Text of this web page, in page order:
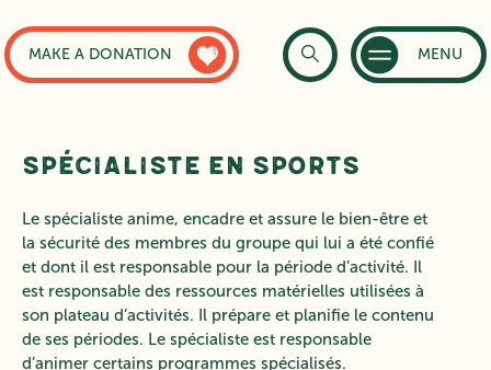
MAKE A DONATION MENU
Spécialiste en sports
Le spécialiste anime, encadre et assure le bien-être et
la sécurité des membres du groupe qui lui a été confié
et dont il est responsable pour la période d’activité. Il
est responsable des ressources matérielles utilisées à
son plateau d’activités. Il prépare et planifie le contenu
de ses périodes. Le spécialiste est responsable
d’animer certains programmes spécialisés.